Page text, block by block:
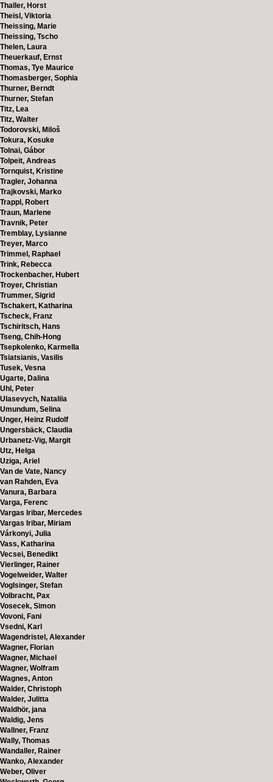
Thaller, Horst
Theisl, Viktoria
Theissing, Marie
Theissing, Tscho
Thelen, Laura
Theuerkauf, Ernst
Thomas, Tye Maurice
Thomasberger, Sophia
Thurner, Berndt
Thurner, Stefan
Titz, Lea
Titz, Walter
Todorovski, Miloš
Tokura, Kosuke
Tolnai, Gábor
Tolpeit, Andreas
Tornquist, Kristine
Tragler, Johanna
Trajkovski, Marko
Trappl, Robert
Traun, Marlene
Travnik, Peter
Tremblay, Lysianne
Treyer, Marco
Trimmel, Raphael
Trink, Rebecca
Trockenbacher, Hubert
Troyer, Christian
Trummer, Sigrid
Tschakert, Katharina
Tscheck, Franz
Tschiritsch, Hans
Tseng, Chih-Hong
Tsepkolenko, Karmella
Tsiatsianis, Vasilis
Tusek, Vesna
Ugarte, Dalina
Uhl, Peter
Ulasevych, Nataliia
Umundum, Selina
Unger, Heinz Rudolf
Ungersbäck, Claudia
Urbanetz-Vig, Margit
Utz, Helga
Uziga, Ariel
Van de Vate, Nancy
van Rahden, Eva
Vanura, Barbara
Varga, Ferenc
Vargas Iribar, Mercedes
Vargas Iribar, Miriam
Várkonyi, Julia
Vass, Katharina
Vecsei, Benedikt
Vierlinger, Rainer
Vogelweider, Walter
Voglsinger, Stefan
Volbracht, Pax
Vosecek, Simon
Vovoni, Fani
Vsedni, Karl
Wagendristel, Alexander
Wagner, Florian
Wagner, Michael
Wagner, Wolfram
Wagnes, Anton
Walder, Christoph
Walder, Julitta
Waldhör, jana
Waldig, Jens
Wallner, Franz
Wally, Thomas
Wandaller, Rainer
Wanko, Alexander
Weber, Oliver